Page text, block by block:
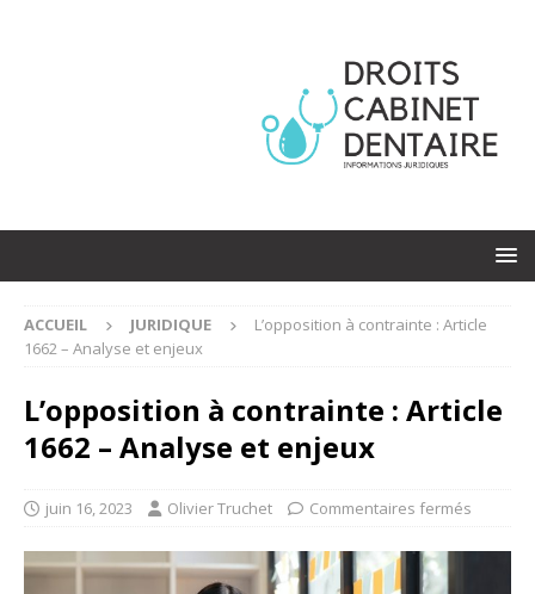
ACCUEIL JURIDIQUE
L’opposition à contrainte : Article
1662 – Analyse et enjeux
L’opposition à contrainte : Article
1662 – Analyse et enjeux
juin 16, 2023 Olivier Truchet Commentaires fermés